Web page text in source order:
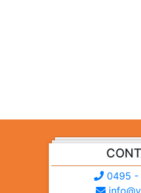
0495 -